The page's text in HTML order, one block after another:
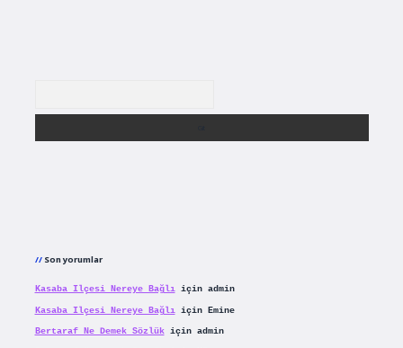
Son yorumlar
Kasaba Ilçesi Nereye Bağlıiçin admin
Kasaba Ilçesi Nereye Bağlıiçin Emine
Bertaraf Ne Demek Sözlükiçin admin